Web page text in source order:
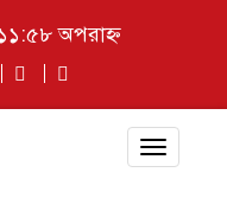
অপরাহ্ন
Toggle